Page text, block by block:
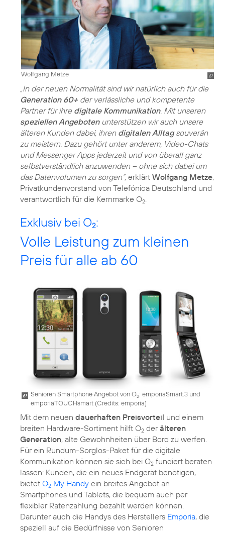
Wolfgang Metze
„In der neuen Normalität sind wir natürlich auch für die
Generation 60+ der verlässliche und kompetente
Partner für ihre digitale Kommunikation. Mit unseren
speziellen Angebotenunterstützen wir auch unsere
älteren Kunden dabei, ihren digitalen Alltagsouverän
zu meistern. Dazu gehört unter anderem, Video-Chats
und Messenger Apps jederzeit und von überall ganz
selbstverständlich anzuwenden – ohne sich dabei um
das Datenvolumen zu sorgen“, erklärt Wolfgang Metze,
Privatkundenvorstand von Telefónica Deutschland und
verantwortlich für die Kernmarke O2.
Exklusiv bei O2:
Volle Leistung zum kleinen
Preis für alle ab 60
Senioren Smartphone Angebot von O2: emporiaSmart.3 und
emporiaTOUCHsmart (Credits: emporia)
Mit dem neuen dauerhaften Preisvorteil und einem
breiten Hardware-Sortiment hilft O2 derälteren
Generation, alte Gewohnheiten über Bord zu werfen.
Für ein Rundum-Sorglos-Paket für die digitale
Kommunikation können sie sich bei O2 fundiert beraten
lassen: Kunden, die ein neues Endgerät benötigen,
bietet O2 My Handy ein breites Angebot an
Smartphones und Tablets, die bequem auch per
flexibler Ratenzahlung bezahlt werden können.
Darunter auch die Handys des Herstellers Emporia, die
speziell auf die Bedürfnisse von Senioren